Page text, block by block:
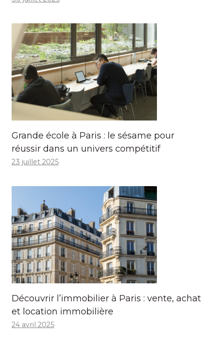
Grande école à Paris : le sésame pour
réussir dans un univers compétitif
23 juillet 2025
Découvrir l’immobilier à Paris : vente, achat
et location immobilière
24 avril 2025